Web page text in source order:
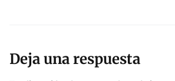
Deja una respuesta